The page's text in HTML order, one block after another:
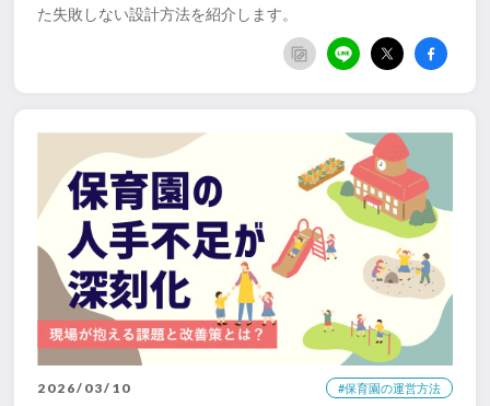
た失敗しない設計方法を紹介します。
2026/03/10 #保育園の運営方法